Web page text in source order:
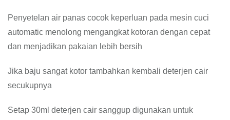
Penyetelan air panas cocok keperluan pada mesin cuci
automatic menolong mengangkat kotoran dengan cepat
dan menjadikan pakaian lebih bersih
Jika baju sangat kotor tambahkan kembali deterjen cair
secukupnya
Setap 30ml deterjen cair sanggup digunakan untuk